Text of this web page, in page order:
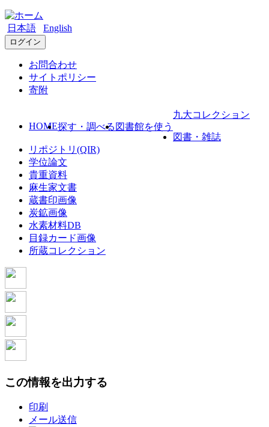
日本語 English
ログイン
お問合わせ
サイトポリシー
寄附
HOME探す・調べる 図書館を使う
九大コレクション
図書・雑誌
リポジトリ(QIR)
学位論文
貴重資料
麻生家文書
蔵書印画像
炭鉱画像
水素材料DB
目録カード画像
所蔵コレクション
この情報を出力する
印刷
メール送信